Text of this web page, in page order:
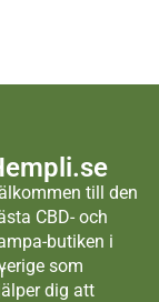
till den
CBD- och
butiken i
som
dig att